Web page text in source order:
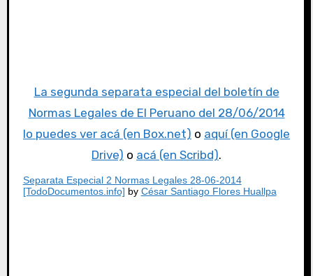
La segunda separata especial del boletín de
Normas Legales de El Peruano del 28/06/2014
lo puedes ver acá (en Box.net) o aquí (en Google
Drive) o acá (en Scribd).
Separata Especial 2 Normas Legales 28-06-2014
[TodoDocumentos.info] by César Santiago Flores Huallpa